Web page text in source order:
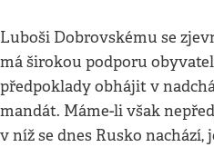
Luboši Dobrovskému se
má širokou podporu
předpoklady obhájit v
mandát. Máme-li však
v níž se dnes Rusko nachází,